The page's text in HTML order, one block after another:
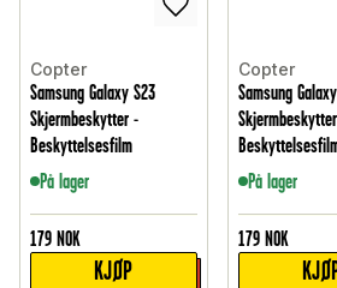
Copter
Samsung Galaxy S23
Skjermbeskytter -
Beskyttelsesfilm
På lager
179 NOK
KJØP
Copter
Samsung
På lager
179 NOK